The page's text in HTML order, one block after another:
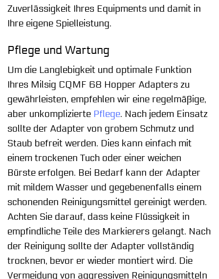
Zuverlässigkeit Ihres Equipments und damit in
Ihre eigene Spielleistung.
Pflege und Wartung
Um die Langlebigkeit und optimale Funktion
Ihres Milsig CQMF 68 Hopper Adapters zu
gewährleisten, empfehlen wir eine regelmäßige,
aber unkomplizierte Pflege. Nach jedem Einsatz
sollte der Adapter von grobem Schmutz und
Staub befreit werden. Dies kann einfach mit
einem trockenen Tuch oder einer weichen
Bürste erfolgen. Bei Bedarf kann der Adapter
mit mildem Wasser und gegebenenfalls einem
schonenden Reinigungsmittel gereinigt werden.
Achten Sie darauf, dass keine Flüssigkeit in
empfindliche Teile des Markierers gelangt. Nach
der Reinigung sollte der Adapter vollständig
trocknen, bevor er wieder montiert wird. Die
Vermeidung von aggressiven Reinigungsmitteln